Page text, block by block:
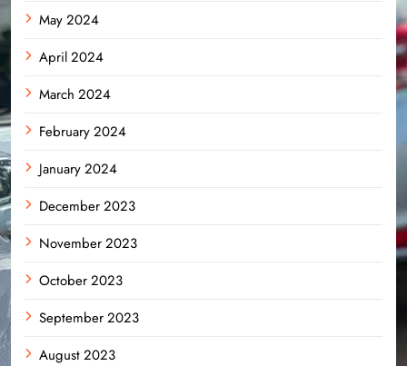
May 2024
April 2024
March 2024
February 2024
January 2024
December 2023
November 2023
October 2023
September 2023
August 2023